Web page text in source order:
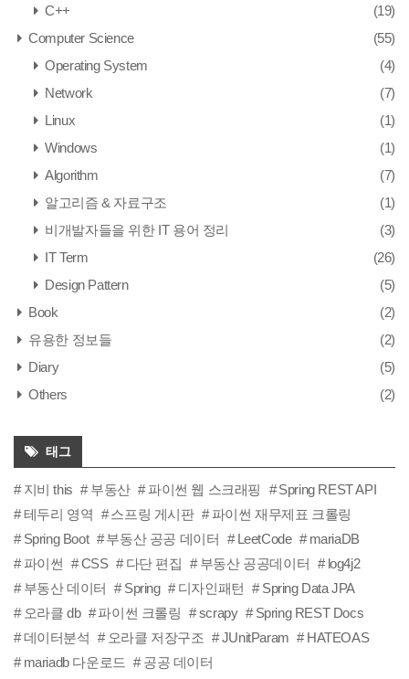
C++
(19)
Computer Science
(55)
Operating System
(4)
Network
(7)
Linux
(1)
Windows
(1)
Algorithm
(7)
알고리즘 & 자료구조
(1)
비개발자들을 위한 IT 용어 정리
(3)
IT Term
(26)
Design Pattern
(5)
Book
(2)
유용한 정보들
(2)
Diary
(5)
Others
(2)
태그
지비 this 부동산 파이썬 웹 스크래핑
Spring REST API
테두리 영역
스프링 게시판
파이썬 재무제표 크롤링
Spring Boot
부동산 공공 데이터 LeetCode
mariaDB
파이썬
CSS 다단 편집 부동산 공공데이터
log4j2
부동산 데이터
Spring 디자인패턴
Spring Data JPA
오라클 db
파이썬 크롤링 scrapy
Spring REST Docs
데이터분석
오라클 저장구조 JUnitParam
HATEOAS
mariadb 다운로드
공공 데이터